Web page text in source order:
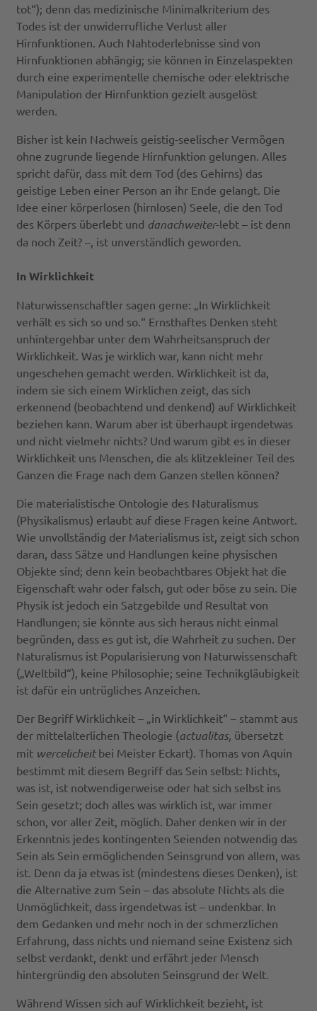
tot“); denn das medizinische Minimalkriterium des
Todes ist der unwiderrufliche Verlust aller
Hirnfunktionen. Auch Nahtoderlebnisse sind von
Hirnfunktionen abhängig; sie können in Einzelaspekten
durch eine experimentelle chemische oder elektrische
Manipulation der Hirnfunktion gezielt ausgelöst
werden.
Bisher ist kein Nachweis geistig-seelischer Vermögen
ohne zugrunde liegende Hirnfunktion gelungen. Alles
spricht dafür, dass mit dem Tod (des Gehirns) das
geistige Leben einer Person an ihr Ende gelangt. Die
Idee einer körperlosen (hirnlosen) Seele, die den Tod
des Körpers überlebt und danachweiter-lebt – ist denn
da noch Zeit? –, ist unverständlich geworden.
In Wirklichkeit
Naturwissenschaftler sagen gerne: „In Wirklichkeit
verhält es sich so und so.“ Ernsthaftes Denken steht
unhintergehbar unter dem Wahrheitsanspruch der
Wirklichkeit. Was je wirklich war, kann nicht mehr
ungeschehen gemacht werden. Wirklichkeit ist da,
indem sie sich einem Wirklichen zeigt, das sich
erkennend (beobachtend und denkend) auf Wirklichkeit
beziehen kann. Warum aber ist überhaupt irgendetwas
und nicht vielmehr nichts? Und warum gibt es in dieser
Wirklichkeit uns Menschen, die als klitzekleiner Teil des
Ganzen die Frage nach dem Ganzen stellen können?
Die materialistische Ontologie des Naturalismus
(Physikalismus) erlaubt auf diese Fragen keine Antwort.
Wie unvollständig der Materialismus ist, zeigt sich schon
daran, dass Sätze und Handlungen keine physischen
Objekte sind; denn kein beobachtbares Objekt hat die
Eigenschaft wahr oder falsch, gut oder böse zu sein. Die
Physik ist jedoch ein Satzgebilde und Resultat von
Handlungen; sie könnte aus sich heraus nicht einmal
begründen, dass es gut ist, die Wahrheit zu suchen. Der
Naturalismus ist Popularisierung von Naturwissenschaft
(„Weltbild“), keine Philosophie; seine Technikgläubigkeit
ist dafür ein untrügliches Anzeichen.
Der Begriff Wirklichkeit – „in Wirklichkeit“ – stammt aus
der mittelalterlichen Theologie (actualitas, übersetzt
mit wercelicheitbei Meister Eckart). Thomas von Aquin
bestimmt mit diesem Begriff das Sein selbst: Nichts,
was ist, ist notwendigerweise oder hat sich selbst ins
Sein gesetzt; doch alles was wirklich ist, war immer
schon, vor aller Zeit, möglich. Daher denken wir in der
Erkenntnis jedes kontingenten Seienden notwendig das
Sein als Sein ermöglichenden Seinsgrund von allem, was
ist. Denn da ja etwas ist (mindestens dieses Denken), ist
die Alternative zum Sein – das absolute Nichts als die
Unmöglichkeit, dass irgendetwas ist – undenkbar. In
dem Gedanken und mehr noch in der schmerzlichen
Erfahrung, dass nichts und niemand seine Existenz sich
selbst verdankt, denkt und erfährt jeder Mensch
hintergründig den absoluten Seinsgrund der Welt.
Während Wissen sich auf Wirklichkeit bezieht, ist